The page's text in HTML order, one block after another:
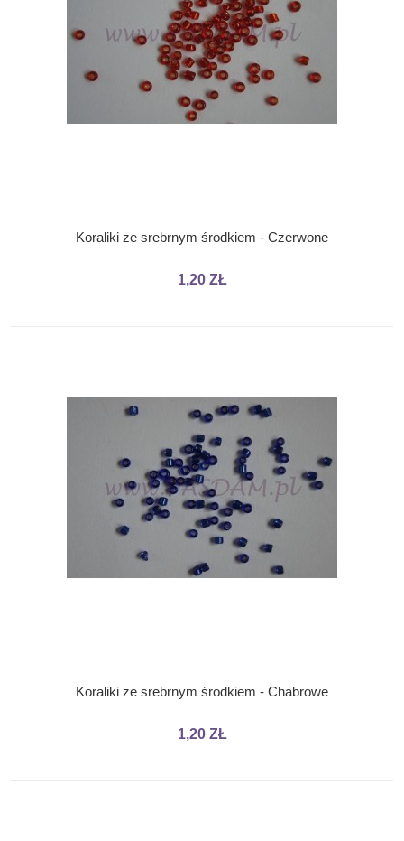
Koraliki ze srebrnym środkiem - Czerwone
1,20 ZŁ
Koraliki ze srebrnym środkiem - Chabrowe
1,20 ZŁ